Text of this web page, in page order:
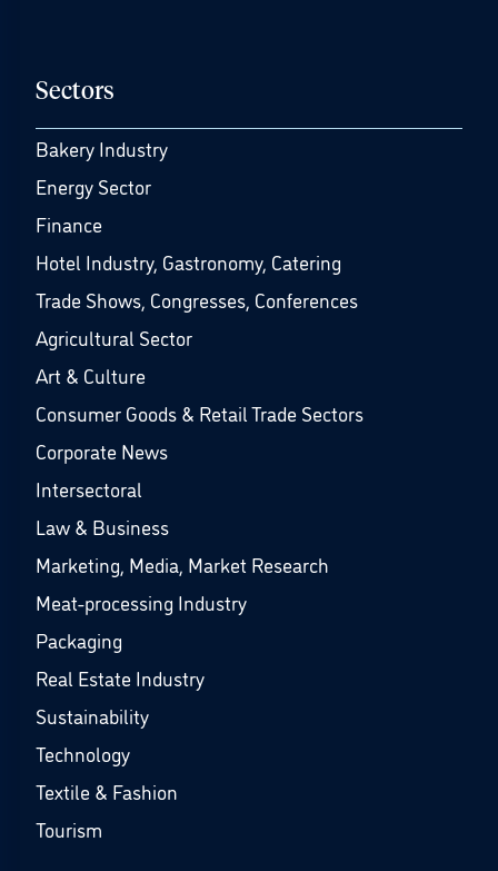
Sectors
Bakery Industry
Energy Sector
Finance
Hotel Industry, Gastronomy, Catering
Trade Shows, Congresses, Conferences
Agricultural Sector
Art & Culture
Consumer Goods & Retail Trade Sectors
Corporate News
Intersectoral
Law & Business
Marketing, Media, Market Research
Meat-processing Industry
Packaging
Real Estate Industry
Sustainability
Technology
Textile & Fashion
Tourism